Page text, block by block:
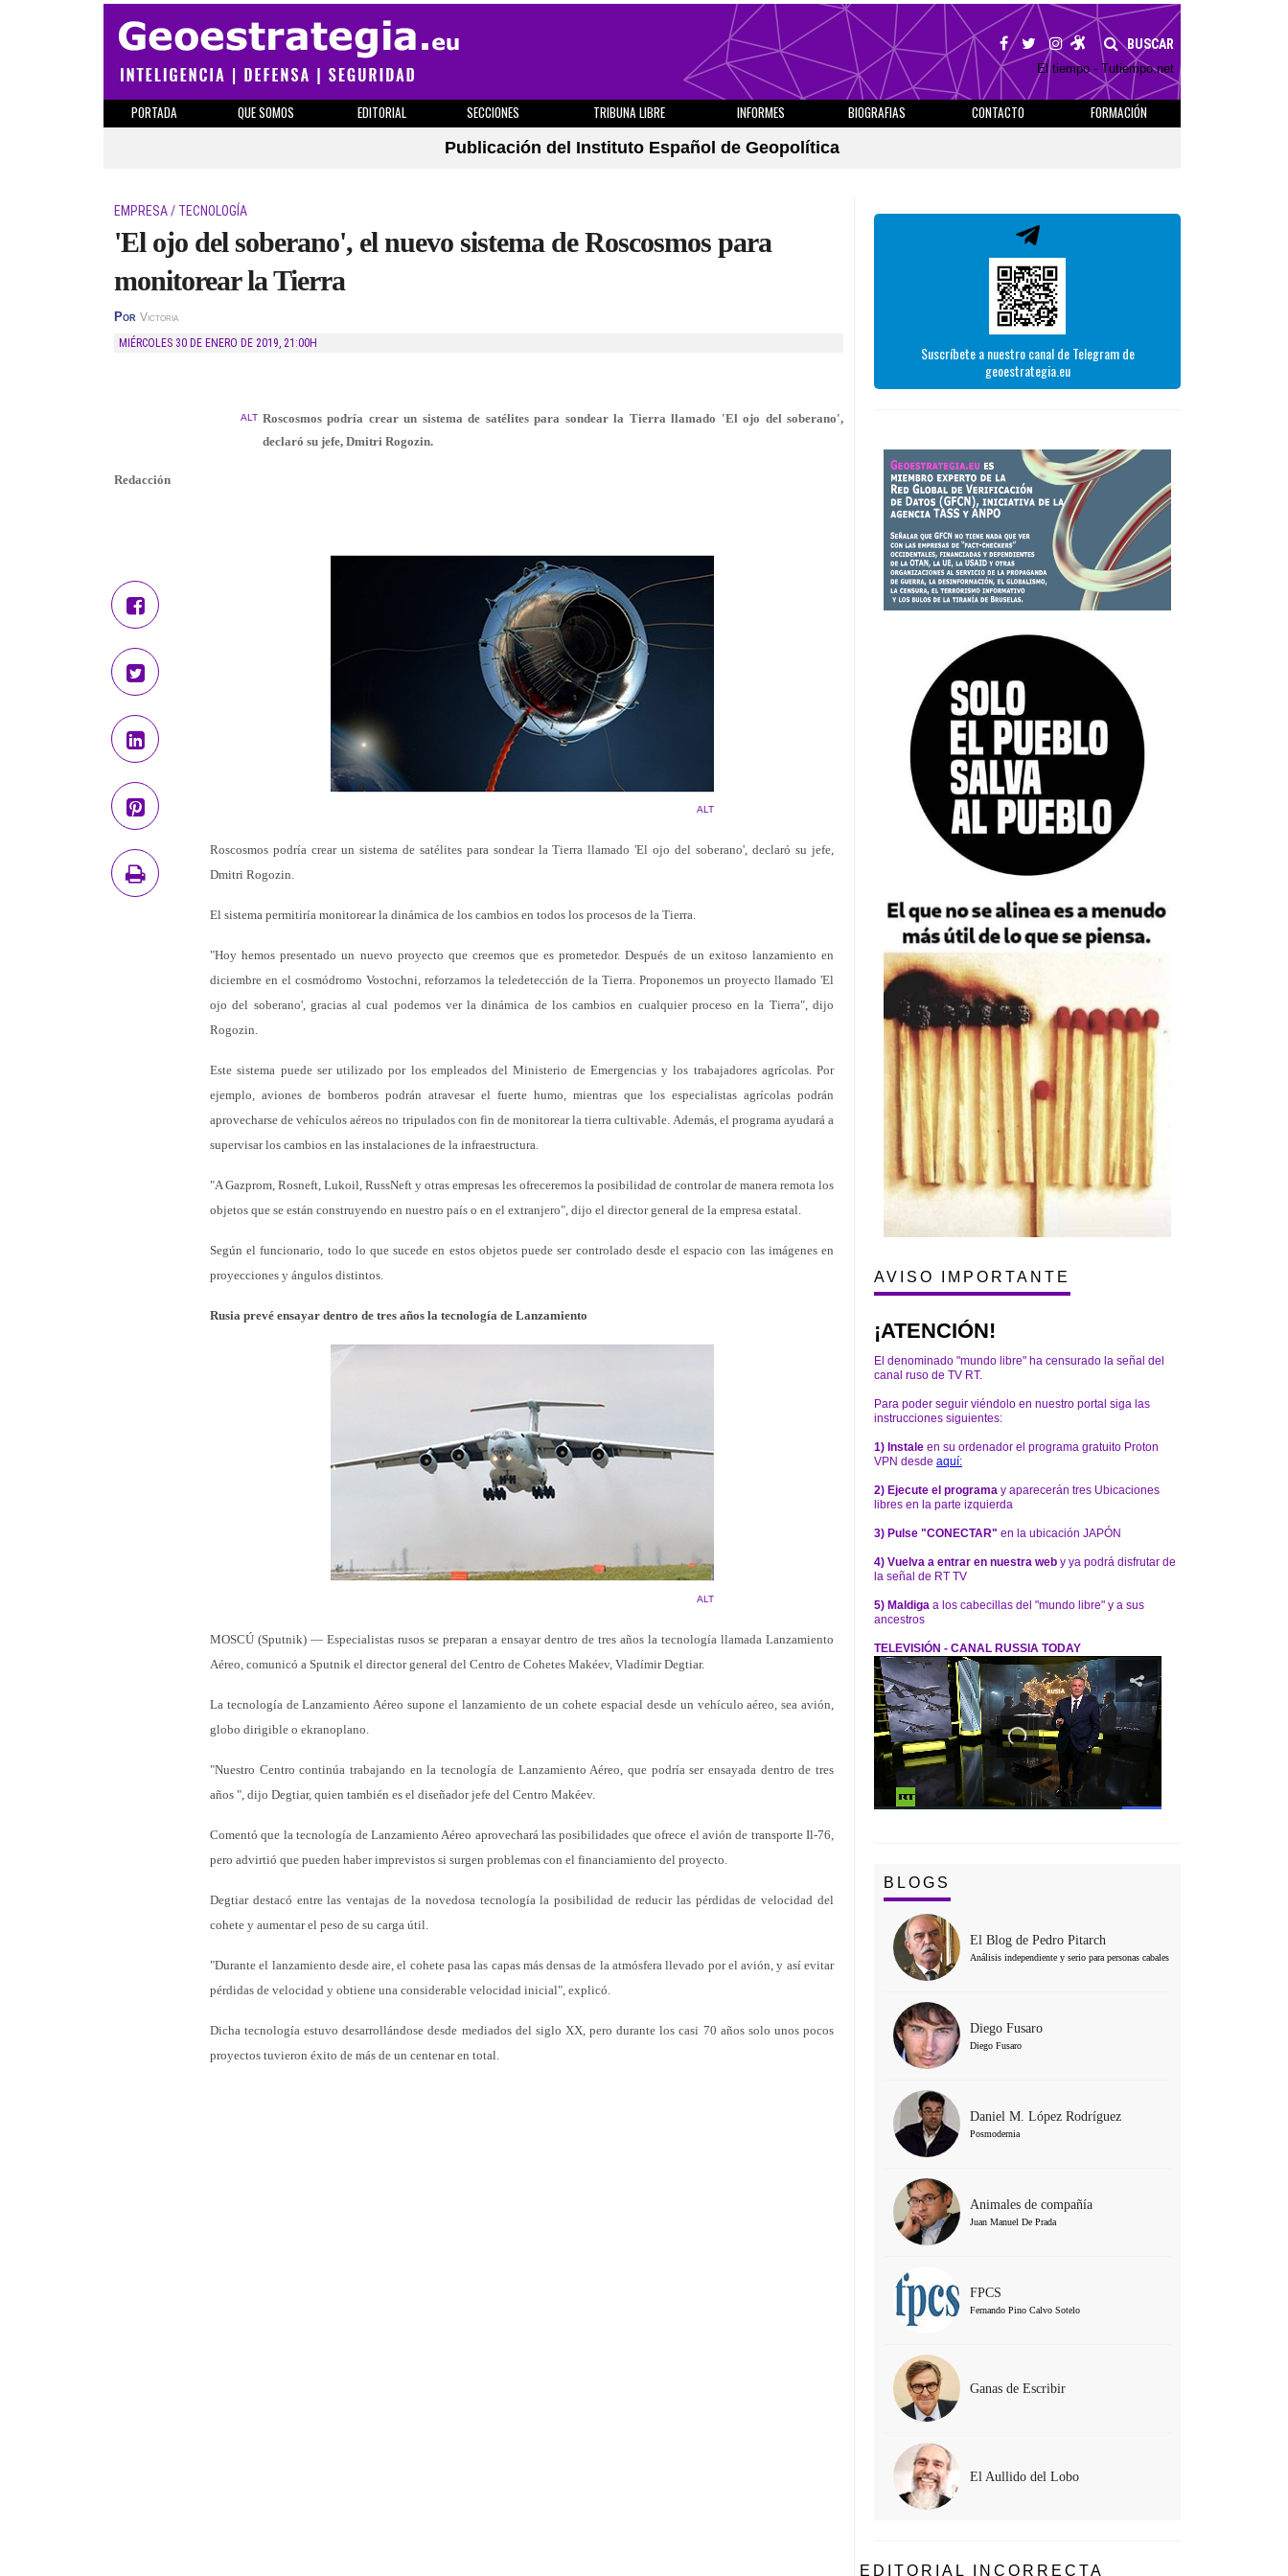
BUSCAR
El tiempo - Tutiempo.net
PORTADA QUE SOMOS EDITORIAL SECCIONES TRIBUNA LIBRE INFORMES BIOGRAFIAS CONTACTO
FORMACIÓN
Publicación del Instituto Español de Geopolítica
EMPRESA / TECNOLOGÍA
'El ojo del soberano', el nuevo sistema de Roscosmos para
monitorear la Tierra
Por Victoria
MIÉRCOLES 30 DE ENERO DE 2019, 21:00H
ALT Roscosmos podría crear un sistema de satélites para sondear la Tierra llamado 'El ojo del soberano',
declaró su jefe, Dmitri Rogozin.
Redacción
ALT
Roscosmos podría crear un sistema de satélites para sondear la Tierra llamado 'El ojo del soberano', declaró su jefe,
Dmitri Rogozin.
El sistema permitiría monitorear la dinámica de los cambios en todos los procesos de la Tierra.
"Hoy hemos presentado un nuevo proyecto que creemos que es prometedor. Después de un exitoso lanzamiento en
diciembre en el cosmódromo Vostochni, reforzamos la teledetección de la Tierra. Proponemos un proyecto llamado 'El
ojo del soberano', gracias al cual podemos ver la dinámica de los cambios en cualquier proceso en la Tierra", dijo
Rogozin.
Este sistema puede ser utilizado por los empleados del Ministerio de Emergencias y los trabajadores agrícolas. Por
ejemplo, aviones de bomberos podrán atravesar el fuerte humo, mientras que los especialistas agrícolas podrán
aprovecharse de vehículos aéreos no tripulados con fin de monitorear la tierra cultivable. Además, el programa ayudará a
supervisar los cambios en las instalaciones de la infraestructura.
"A Gazprom, Rosneft, Lukoil, RussNeft y otras empresas les ofreceremos la posibilidad de controlar de manera remota los
objetos que se están construyendo en nuestro país o en el extranjero", dijo el director general de la empresa estatal.
Según el funcionario, todo lo que sucede en estos objetos puede ser controlado desde el espacio con las imágenes en
proyecciones y ángulos distintos.
Rusia prevé ensayar dentro de tres años la tecnología de Lanzamiento
ALT
MOSCÚ (Sputnik) — Especialistas rusos se preparan a ensayar dentro de tres años la tecnología llamada Lanzamiento
Aéreo, comunicó a Sputnik el director general del Centro de Cohetes Makéev, Vladímir Degtiar.
La tecnología de Lanzamiento Aéreo supone el lanzamiento de un cohete espacial desde un vehículo aéreo, sea avión,
globo dirigible o ekranoplano.
"Nuestro Centro continúa trabajando en la tecnología de Lanzamiento Aéreo, que podría ser ensayada dentro de tres
años ", dijo Degtiar, quien también es el diseñador jefe del Centro Makéev.
Comentó que la tecnología de Lanzamiento Aéreo aprovechará las posibilidades que ofrece el avión de transporte Il-76,
pero advirtió que pueden haber imprevistos si surgen problemas con el financiamiento del proyecto.
Degtiar destacó entre las ventajas de la novedosa tecnología la posibilidad de reducir las pérdidas de velocidad del
cohete y aumentar el peso de su carga útil.
"Durante el lanzamiento desde aire, el cohete pasa las capas más densas de la atmósfera llevado por el avión, y así evitar
pérdidas de velocidad y obtiene una considerable velocidad inicial", explicó.
Dicha tecnología estuvo desarrollándose desde mediados del siglo XX, pero durante los casi 70 años solo unos pocos
proyectos tuvieron éxito de más de un centenar en total.
Suscríbete a nuestro canal de Telegram de
geoestrategia.eu
AVISO IMPORTANTE
¡ATENCIÓN!
El denominado "mundo libre" ha censurado la señal del
canal ruso de TV RT.
Para poder seguir viéndolo en nuestro portal siga las
instrucciones siguientes:
1) Instale en su ordenador el programa gratuito Proton
VPN desde aquí:
2) Ejecute el programa y aparecerán tres Ubicaciones
libres en la parte izquierda
3) Pulse "CONECTAR" en la ubicación JAPÓN
4) Vuelva a entrar en nuestra web y ya podrá disfrutar de
la señal de RT TV
5) Maldiga a los cabecillas del "mundo libre" y a sus
ancestros
TELEVISIÓN - CANAL RUSSIA TODAY
BLOGS
El Blog de Pedro Pitarch
Análisis independiente y serio para personas cabales
Diego Fusaro
Diego Fusaro
Daniel M. López Rodríguez
Posmodernia
Animales de compañía
Juan Manuel De Prada
FPCS
Fernando Pino Calvo Sotelo
Ganas de Escribir
El Aullido del Lobo
EDITORIAL INCORRECTA